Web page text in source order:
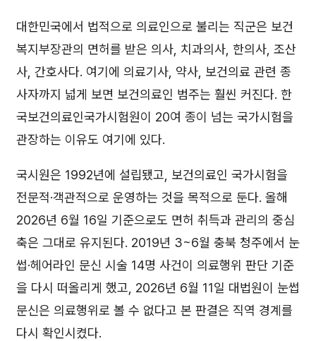
대한민국에서 법적으로 의료인으로 불리는 직군은 보건
복지부장관의 면허를 받은 의사, 치과의사, 한의사, 조산
사, 간호사다. 여기에 의료기사, 약사, 보건의료 관련 종
사자까지 넓게 보면 보건의료인 범주는 훨씬 커진다. 한
국보건의료인국가시험원이 20여 종이 넘는 국가시험을
관장하는 이유도 여기에 있다.
국시원은 1992년에 설립됐고, 보건의료인 국가시험을
전문적·객관적으로 운영하는 것을 목적으로 둔다. 올해
2026년 6월 16일 기준으로도 면허 취득과 관리의 중심
축은 그대로 유지된다. 2019년 3~6월 충북 청주에서 눈
썹·헤어라인 문신 시술 14명 사건이 의료행위 판단 기준
을 다시 떠올리게 했고, 2026년 6월 11일 대법원이 눈썹
문신은 의료행위로 볼 수 없다고 본 판결은 직역 경계를
다시 확인시켰다.